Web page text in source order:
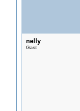
nelly
Gast